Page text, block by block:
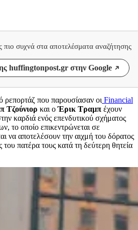
πιο συχνά στα αποτελέσματα αναζήτησης
huffingtonpost.gr στην Google
ρεπορτάζ που παρουσίασαν οι Financial
Τζούνιορ και οΈρικ Τραμπ έχουν
καρδιά ενός επενδυτικού σχήματος
το οποίο επικεντρώνεται σε
να αποτελέσουν την αιχμή του δόρατος
του πατέρα τους κατά τη δεύτερη θητεία